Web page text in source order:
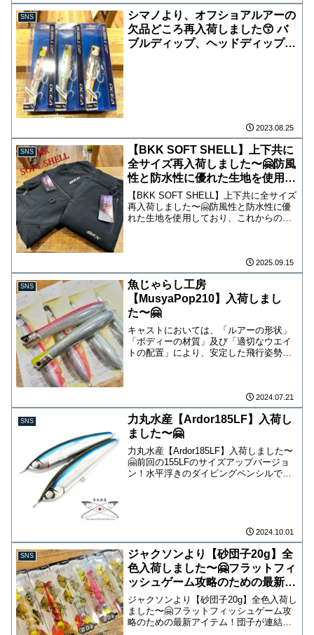
SNS
シマノより、オフショアルアーの
欠品どころ再入荷しました😙 バ
ブルディップ、ヘッドディップ、
2023.08.25
SNS
【BKK SOFT SHELL】上下共に
全サイズ再入荷しました〜🤗防風
性と防水性に優れた生地を使用し
ており、これからの時期に単体&
重ね着どっちでも行けちゃいま
す！
【BKK SOFT SHELL】上下共に全サイズ
再入荷しました〜🤗防風性と防水性に優
れた生地を使用しており、これからの時
2025.09.15
SNS
魚じゃらし工房
【MusyaPop210】入荷しまし
た〜🤗
キャストにおいては、「ルアーの形状」
「ボディーの材質」及び「適切なウエイ
トの配置」により、安定した飛行姿勢で
2024.07.21
SNS
力丸水産【Ardor185LF】入荷し
ました〜🤗
力丸水産【Ardor185LF】入荷しました〜
🤗前回の155LFのサイズアップバージョ
ン！水平浮きのダイビングペンシルで平
2024.10.01
SNS
ジャクソンより【砂団子20g】全
色入荷しました〜🤗フラットフィ
ッシュゲーム攻略のための最新ア
イテム！
ジャクソンより【砂団子20g】全色入荷し
ました〜🤗フラットフィッシュゲーム攻
略のための最新アイテム！団子が連結し